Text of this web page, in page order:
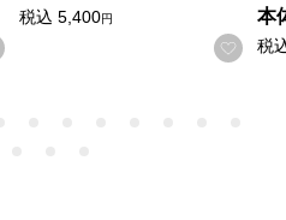
お気に入りに登録する
税込 5,400円
お気
本
税